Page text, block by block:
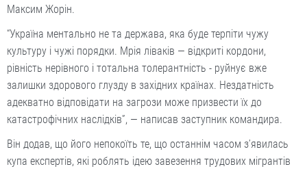
Максим Жорін.
“Україна ментально не та держава, яка буде терпіти чужу
культуру і чужі порядки. Мрія ліваків — відкриті кордони,
рівність нерівного і тотальна толерантність - руйнує вже
залишки здорового глузду в західних країнах. Нездатність
адекватно відповідати на загрози може призвести їх до
катастрофічних наслідків”, — написав заступник командира.
Він додав, що його непокоїть те, що останнім часом зʼявилась
купа експертів, які роблять ідею завезення трудових мігрантів